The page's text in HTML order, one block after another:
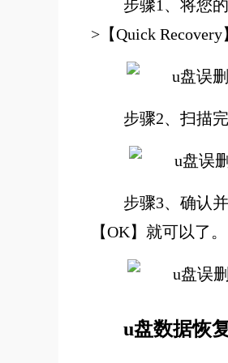
步骤1、将您
>【Quick
步骤2、扫描
步骤3、确认
【OK】就可以了。
u盘数据恢